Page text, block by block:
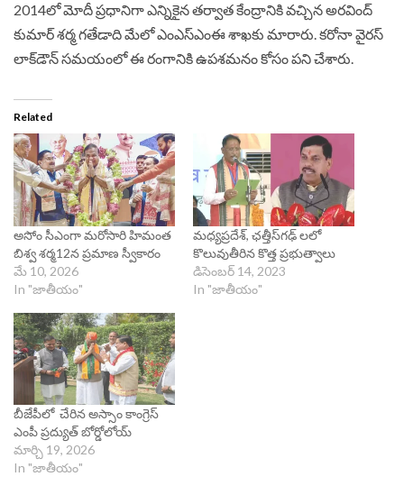
2014లో మోదీ ప్ర‌ధానిగా ఎన్నికైన త‌ర్వాత కేంద్రానికి వ‌చ్చిన అర‌వింద్
కుమార్ శ‌ర్మ‌ గ‌తేడాది మేలో ఎంఎస్ఎంఈ శాఖ‌కు మారారు. క‌రోనా వైర‌స్
లాక్‌డౌన్ స‌మ‌యంలో ఈ రంగానికి ఉప‌శ‌మ‌నం కోసం ప‌ని చేశారు.
Related
అసోం సీఎంగా మరోసారి హిమంత
బిశ్వ శర్మ12న ప్రమాణ స్వీకారం
మే 10, 2026
In "జాతీయం"
మధ్యప్రదేశ్‌, ఛత్తీస్‌గఢ్‌ లలో
కొలువుతీరిన కొత్త ప్రభుత్వాలు
డిసెంబర్ 14, 2023
In "జాతీయం"
బీజేపీలో చేరిన అస్సాం కాంగ్రెస్
ఎంపీ ప్రద్యుత్ బోర్డోలోయ్
మార్చి 19, 2026
In "జాతీయం"